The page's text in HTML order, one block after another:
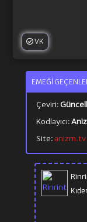
VK
EMEĞI
Çeviri:
Kodlayıcı:
Site: anizm.tv